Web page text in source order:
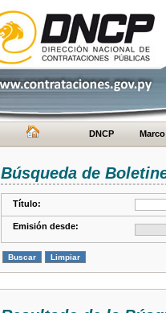
DNCP
Búsqueda de
Título:
Emisión desde: